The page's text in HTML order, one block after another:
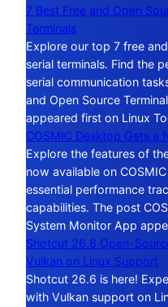
7 Best Free and Open
Terminals
Explore our top 7 free
serial terminals. Find the
serial communication
and Open Source
appeared first on Linux
COSMIC Desktop Gets a
Explore the features of
now available on
essential performance
capabilities. The post
System Monitor App
Shotcut 26.6 Open-
Vulkan on Linux Support
Shotcut 26.6 is here!
with Vulkan support on